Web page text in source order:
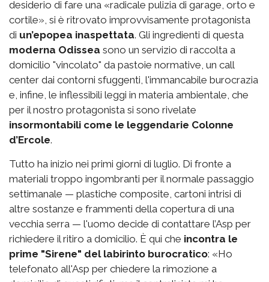
desiderio di fare una «radicale pulizia di garage, orto e
cortile», si è ritrovato improvvisamente protagonista
di un’epopea inaspettata. Gli ingredienti di questa
moderna Odissea sono un servizio di raccolta a
domicilio "vincolato" da pastoie normative, un call
center dai contorni sfuggenti, l'immancabile burocrazia
e, infine, le inflessibili leggi in materia ambientale, che
per il nostro protagonista si sono rivelate
insormontabili come le leggendarie Colonne
d’Ercole.
Tutto ha inizio nei primi giorni di luglio. Di fronte a
materiali troppo ingombranti per il normale passaggio
settimanale — plastiche composite, cartoni intrisi di
altre sostanze e frammenti della copertura di una
vecchia serra — l'uomo decide di contattare l’Asp per
richiedere il ritiro a domicilio. È qui che incontra le
prime "Sirene" del labirinto burocratico: «Ho
telefonato all'Asp per chiedere la rimozione a